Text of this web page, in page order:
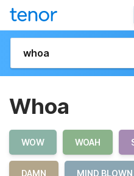
Whoa
WOW WOAH
DAMN MIND BLOWN